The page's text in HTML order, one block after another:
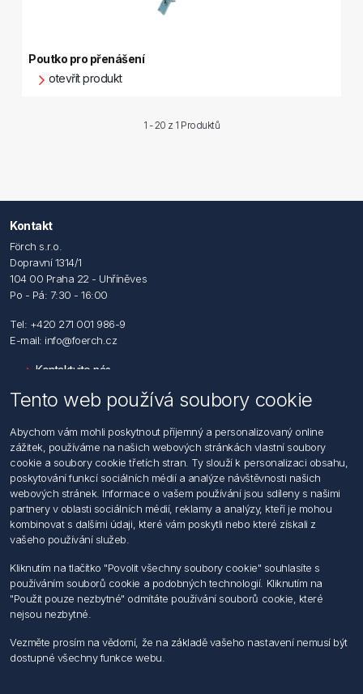
Poutko pro přenášení
otevřít produkt
1 - 20 z 1 Produktů
Kontakt
Förch s.r.o.
Dopravní 1314/1
104 00 Praha 22 - Uhříněves
Po - Pá: 7:30 - 16:00
Tel: +420 271 001 986-9
E-mail: info@foerch.cz
Kontaktujte nás
Hledat
Dodržování předpisů
Zásady zpracování osobních údajů fyzických osob
Podmínky zasílání elektronických dokumentu
Všeobecné dodací a obchodní podmínky
Informace o nakládaní s elektroodpadem
Můj účet
Můj účet
Objednávky
Adresy
Tento web používá soubory cookie
Abychom vám mohli poskytnout příjemný a personalizovaný online
zážitek, používáme na našich webových stránkách vlastní soubory
cookie a soubory cookie třetích stran. Ty slouží k personalizaci obsahu,
poskytování funkcí sociálních médií a analýze návštěvnosti našich
webových stránek. Informace o vašem používání jsou sdíleny s našimi
partnery v oblasti sociálních médií, reklamy a analýzy, kteří je mohou
kombinovat s dalšími údaji, které vám poskytli nebo které získali z
vašeho používání služeb.
Kliknutím na tlačítko "Povolit všechny soubory cookie" souhlasíte s
používáním souborů cookie a podobných technologií. Kliknutím na
"Použit pouze nezbytné" odmítáte používání souborů cookie, které
nejsou nezbytné.
Vezměte prosím na vědomí, že na základě vašeho nastavení nemusí být
dostupné všechny funkce webu.